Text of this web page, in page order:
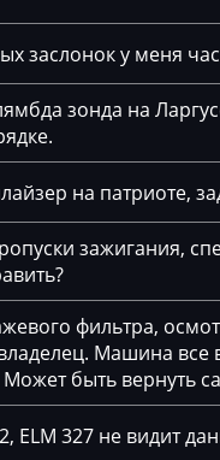
Bosch MEV17.4.6
Bosch MEV9.2
Bosch MEV9.2.2
Bosch MEV9.4.6
Bosch
Bosch MG1
Bosch MG1
Siemens MS41
Siemens MS42
Siemens MS43
заслонок у меня
зонда на
на патриоте,
зажигания,
фильтра,
Машина все
Может быть вернуть
ELM 327 не видит